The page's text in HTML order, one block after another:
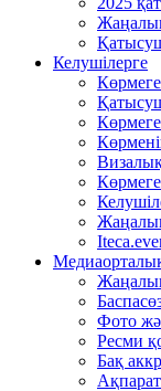
Келушілерге
Көрмеге
Фото
Ресми
Бақ